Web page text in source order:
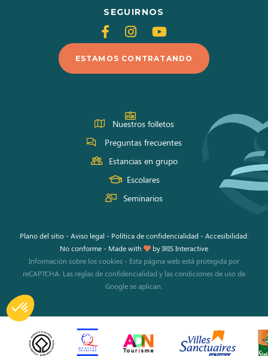
SEGUIRNOS
Siganos
en
Facebook
Siganos
en
Instagram
Siganos
en
Youtube
ESTAMOS CONTRATANDO
Nuestros folletos
Preguntas frecuentes
Estancias en grupo
Escolares
Seminarios
Plano del sitio- Aviso legal - Política de confidencialidad - Accesibilidad:
No conforme- Made with byIRIS Interactive
Información sobre los cookies - Esta página web está protegida por
reCAPTCHA. Las reglas de confidencialidad y lascondiciones de usode
Google se aplican.